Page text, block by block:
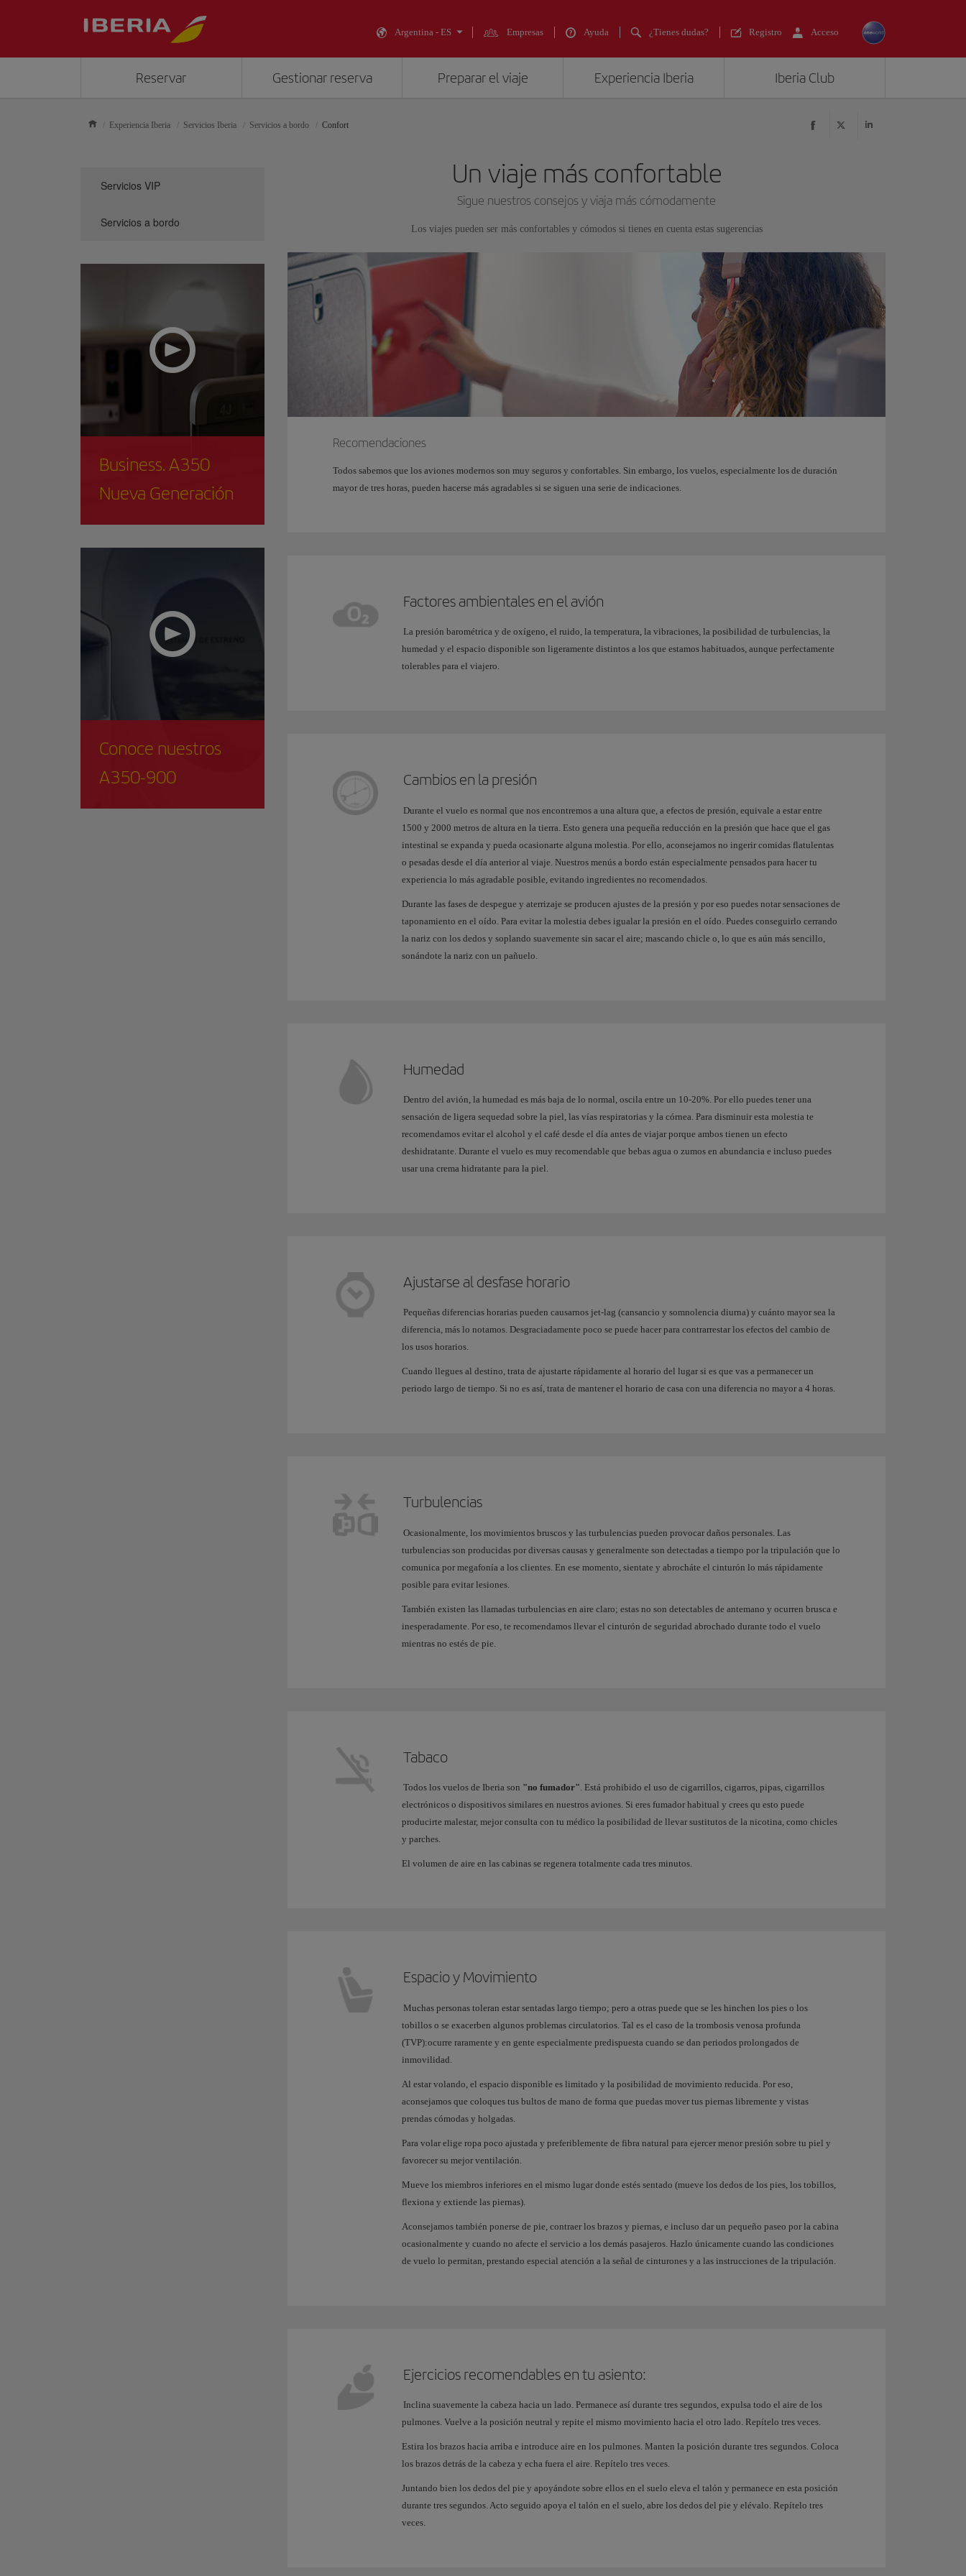
Argentina - ES Empresas Ayuda ¿Tienes dudas? Registro Acceso
Reservar Gestionar reserva Preparar el viaje Experiencia Iberia Iberia Club
Experiencia Iberia Servicios Iberia Servicios a bordo Confort
Un viaje más confortable
Sigue nuestros consejos y viaja más cómodamente
Los viajes pueden ser más confortables y cómodos si tienes en cuenta estas sugerencias
Recomendaciones
Todos sabemos que los aviones modernos son muy seguros y confortables. Sin embargo, los vuelos, especialmente los de duración
mayor de tres horas, pueden hacerse más agradables si se siguen una serie de indicaciones.
Factores ambientales en el avión
La presión barométrica y de oxígeno, el ruido, la temperatura, la vibraciones, la posibilidad de turbulencias, la
humedad y el espacio disponible son ligeramente distintos a los que estamos habituados, aunque perfectamente
tolerables para el viajero.
Cambios en la presión
Durante el vuelo es normal que nos encontremos a una altura que, a efectos de presión, equivale a estar entre
1500 y 2000 metros de altura en la tierra. Esto genera una pequeña reducción en la presión que hace que el gas
intestinal se expanda y pueda ocasionarte alguna molestia. Por ello, aconsejamos no ingerir comidas flatulentas
o pesadas desde el día anterior al viaje. Nuestros menús a bordo están especialmente pensados para hacer tu
experiencia lo más agradable posible, evitando ingredientes no recomendados.
Durante las fases de despegue y aterrizaje se producen ajustes de la presión y por eso puedes notar sensaciones de
taponamiento en el oído. Para evitar la molestia debes igualar la presión en el oído. Puedes conseguirlo cerrando
la nariz con los dedos y soplando suavemente sin sacar el aire; mascando chicle o, lo que es aún más sencillo,
sonándote la nariz con un pañuelo.
Humedad
Dentro del avión, la humedad es más baja de lo normal, oscila entre un 10-20%. Por ello puedes tener una
sensación de ligera sequedad sobre la piel, las vías respiratorias y la córnea. Para disminuir esta molestia te
recomendamos evitar el alcohol y el café desde el día antes de viajar porque ambos tienen un efecto
deshidratante. Durante el vuelo es muy recomendable que bebas agua o zumos en abundancia e incluso puedes
usar una crema hidratante para la piel.
Ajustarse al desfase horario
Pequeñas diferencias horarias pueden causarnos jet-lag (cansancio y somnolencia diurna) y cuánto mayor sea la
diferencia, más lo notamos. Desgraciadamente poco se puede hacer para contrarrestar los efectos del cambio de
los usos horarios.
Cuando llegues al destino, trata de ajustarte rápidamente al horario del lugar si es que vas a permanecer un
periodo largo de tiempo. Si no es así, trata de mantener el horario de casa con una diferencia no mayor a 4 horas.
Turbulencias
Ocasionalmente, los movimientos bruscos y las turbulencias pueden provocar daños personales. Las
turbulencias son producidas por diversas causas y generalmente son detectadas a tiempo por la tripulación que lo
comunica por megafonía a los clientes. En ese momento, sientate y abrocháte el cinturón lo más rápidamente
posible para evitar lesiones.
También existen las llamadas turbulencias en aire claro; estas no son detectables de antemano y ocurren brusca e
inesperadamente. Por eso, te recomendamos llevar el cinturón de seguridad abrochado durante todo el vuelo
mientras no estés de pie.
Tabaco
Todos los vuelos de Iberia son "no fumador". Está prohibido el uso de cigarrillos, cigarros, pipas, cigarrillos
electrónicos o dispositivos similares en nuestros aviones. Si eres fumador habitual y crees qu esto puede
producirte malestar, mejor consulta con tu médico la posibilidad de llevar sustitutos de la nicotina, como chicles
y parches.
El volumen de aire en las cabinas se regenera totalmente cada tres minutos.
Espacio y Movimiento
Muchas personas toleran estar sentadas largo tiempo; pero a otras puede que se les hinchen los pies o los
tobillos o se exacerben algunos problemas circulatorios. Tal es el caso de la trombosis venosa profunda
(TVP):ocurre raramente y en gente especialmente predispuesta cuando se dan periodos prolongados de
inmovilidad.
Al estar volando, el espacio disponible es limitado y la posibilidad de movimiento reducida. Por eso,
aconsejamos que coloques tus bultos de mano de forma que puedas mover tus piernas libremente y vistas
prendas cómodas y holgadas.
Para volar elige ropa poco ajustada y preferiblemente de fibra natural para ejercer menor presión sobre tu piel y
favorecer su mejor ventilación.
Mueve los miembros inferiores en el mismo lugar donde estés sentado (mueve los dedos de los pies, los tobillos,
flexiona y extiende las piernas).
Aconsejamos también ponerse de pie, contraer los brazos y piernas, e incluso dar un pequeño paseo por la cabina
ocasionalmente y cuando no afecte el servicio a los demás pasajeros. Hazlo únicamente cuando las condiciones
de vuelo lo permitan, prestando especial atención a la señal de cinturones y a las instrucciones de la tripulación.
Ejercicios recomendables en tu asiento:
Inclina suavemente la cabeza hacia un lado. Permanece así durante tres segundos, expulsa todo el aire de los
pulmones. Vuelve a la posición neutral y repite el mismo movimiento hacia el otro lado. Repítelo tres veces.
Estira los brazos hacia arriba e introduce aire en los pulmones. Manten la posición durante tres segundos. Coloca
los brazos detrás de la cabeza y echa fuera el aire. Repítelo tres veces.
Juntando bien los dedos del pie y apoyándote sobre ellos en el suelo eleva el talón y permanece en esta posición
durante tres segundos. Acto seguido apoya el talón en el suelo, abre los dedos del pie y elévalo. Repítelo tres
veces.
Servicios VIP
Servicios a bordo
Business. A350
Nueva Generación
Conoce nuestros
A350-900